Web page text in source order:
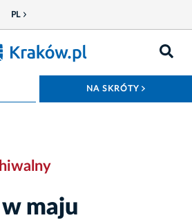
PL
NA SKRÓTY
maju